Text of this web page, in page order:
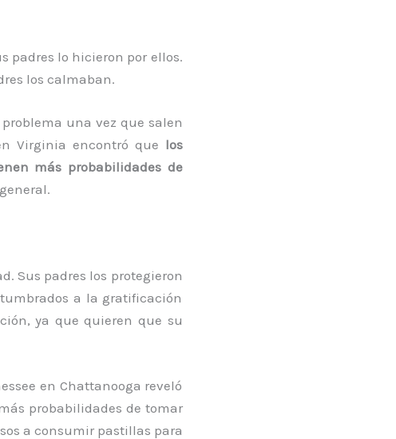
padres lo hicieron por ellos.
los calmaban.
una vez que salen
Virginia encontró que los
más probabilidades de
Sus padres los protegieron
a la gratificación
ya que quieren que su
en Chattanooga reveló
probabilidades de tomar
a consumir pastillas para